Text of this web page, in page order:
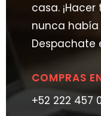
casa.
nunca
Despachate
COMPRAS
+52 222 457